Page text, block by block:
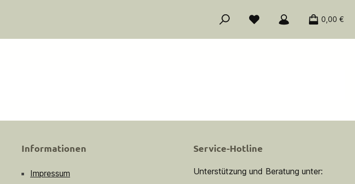
0,00 €
Informationen
Impressum
Service-Hotline
Unterstützung und Beratung unter: